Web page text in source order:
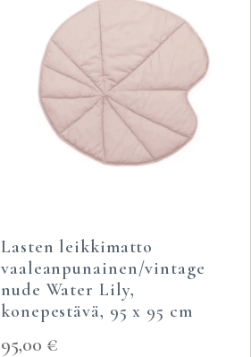
Lasten leikkimatto
vaaleanpunainen/vintage
nude Water Lily,
konepestävä, 95 x 95 cm
95,00 €